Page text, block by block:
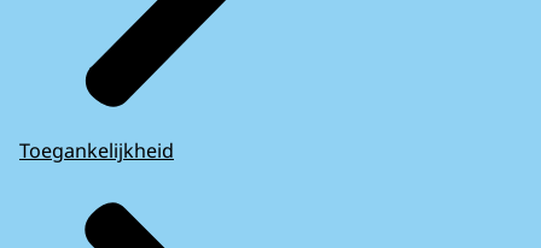
Toegankelijkheid